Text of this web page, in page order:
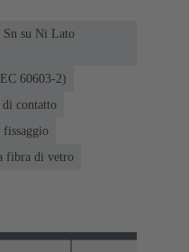
su Ni Lato
60603-2)
contatto
fissaggio
fibra di vetro